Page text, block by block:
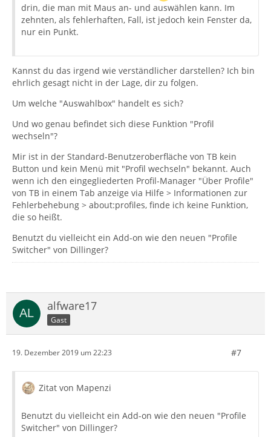
drin, die man mit Maus an- und auswählen kann. Im
zehnten, als fehlerhaften, Fall, ist jedoch kein Fenster da,
nur ein Punkt.
Kannst du das irgend wie verständlicher darstellen? Ich bin
ehrlich gesagt nicht in der Lage, dir zu folgen.
Um welche "Auswahlbox" handelt es sich?
Und wo genau befindet sich diese Funktion "Profil
wechseln"?
Mir ist in der Standard-Benutzeroberfläche von TB kein
Button und kein Menü mit "Profil wechseln" bekannt. Auch
wenn ich den eingegliederten Profil-Manager "Über Profile"
von TB in einem Tab anzeige via Hilfe > Informationen zur
Fehlerbehebung > about:profiles, finde ich keine Funktion,
die so heißt.
Benutzt du vielleicht ein Add-on wie den neuen "Profile
Switcher" von Dillinger?
alfware17
Gast
19. Dezember 2019 um 22:23 #7
Zitat von Mapenzi
Benutzt du vielleicht ein Add-on wie den neuen "Profile
Switcher" von Dillinger?